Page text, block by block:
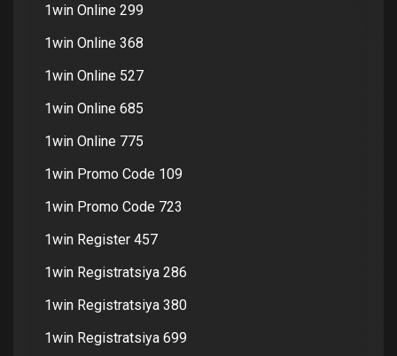
1win Online 299
1win Online 368
1win Online 527
1win Online 685
1win Online 775
1win Promo Code 109
1win Promo Code 723
1win Register 457
1win Registratsiya 286
1win Registratsiya 380
1win Registratsiya 699